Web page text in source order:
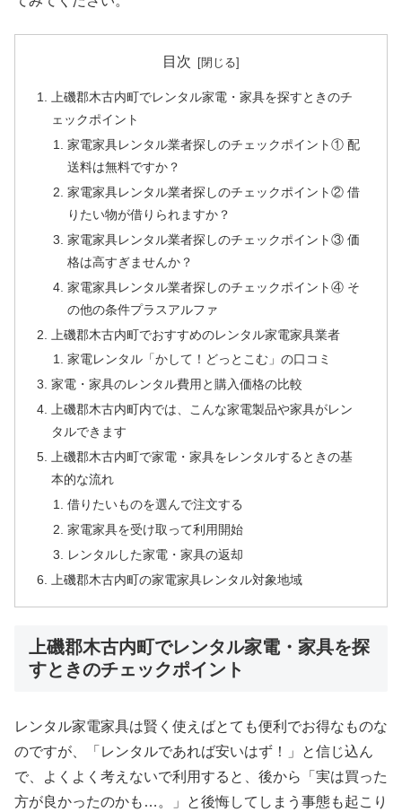
目次
上磯郡木古内町でレンタル家電・家具を探すときのチ
ェックポイント
家電家具レンタル業者探しのチェックポイント① 配
送料は無料ですか？
家電家具レンタル業者探しのチェックポイント② 借
りたい物が借りられますか？
家電家具レンタル業者探しのチェックポイント③ 価
格は高すぎませんか？
家電家具レンタル業者探しのチェックポイント④ そ
の他の条件プラスアルファ
上磯郡木古内町でおすすめのレンタル家電家具業者
家電レンタル「かして！どっとこむ」の口コミ
家電・家具のレンタル費用と購入価格の比較
上磯郡木古内町内では、こんな家電製品や家具がレン
タルできます
上磯郡木古内町で家電・家具をレンタルするときの基
本的な流れ
借りたいものを選んで注文する
家電家具を受け取って利用開始
レンタルした家電・家具の返却
上磯郡木古内町の家電家具レンタル対象地域
上磯郡木古内町でレンタル家電・家具を探
すときのチェックポイント
レンタル家電家具は賢く使えばとても便利でお得なものな
のですが、「レンタルであれば安いはず！」と信じ込ん
で、よくよく考えないで利用すると、後から「実は買った
方が良かったのかも…。」と後悔してしまう事態も起こり